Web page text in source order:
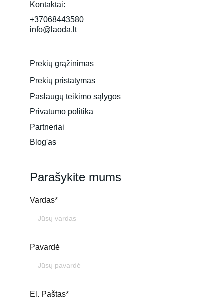
Parašykite mums
Vardas*
Pavardė
El. Paštas*
Kontaktai:
+37068443580
info@laoda.lt
Paslaugų teikimo sąlygos
Prekių grąžinimas
Prekių pristatymas
Privatumo politika
Partneriai
Blog'as